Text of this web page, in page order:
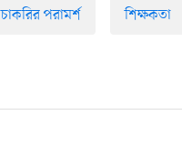
চাকরির পরামর্শ শিক্ষকতা